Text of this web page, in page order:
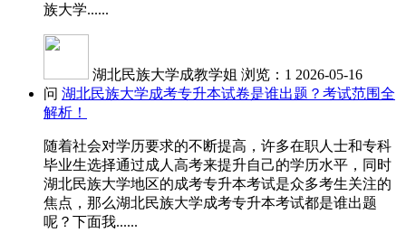
族大学......
湖北民族大学成教学姐 浏览：1 2026-05-16
问 湖北民族大学成考专升本试卷是谁出题？考试范围全
解析！
随着社会对学历要求的不断提高，许多在职人士和专科
毕业生选择通过成人高考来提升自己的学历水平，同时
湖北民族大学地区的成考专升本考试是众多考生关注的
焦点，那么湖北民族大学成考专升本考试都是谁出题
呢？下面我......